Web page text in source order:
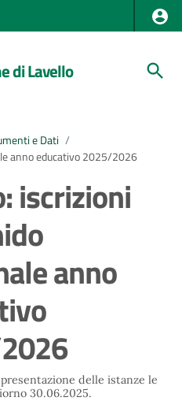
di Lavello
e Dati /
anno educativo 2025/2026
iscrizioni
anno
delle istanze le
30.06.2025.